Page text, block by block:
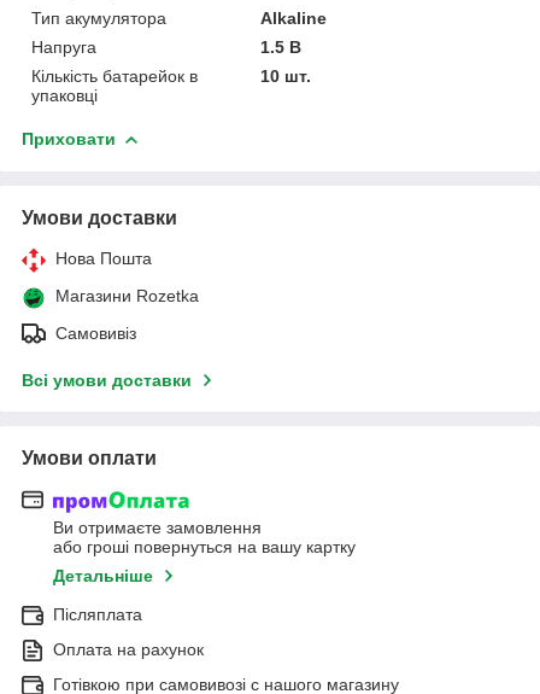
Тип акумулятора
Alkaline
Напруга
1.5 В
Кількість батарейок в
упаковці
10 шт.
Приховати
Умови доставки
Нова Пошта
Магазини Rozetka
Самовивіз
Всі умови доставки
Умови оплати
Ви отримаєте замовлення
або гроші повернуться на вашу картку
Детальніше
Післяплата
Оплата на рахунок
Готівкою при самовивозі c нашого магазину